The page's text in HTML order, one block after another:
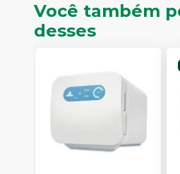
Você também
desses